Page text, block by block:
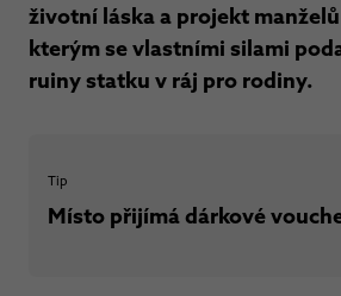
životní láska a projekt
kterým se vlastními silami
ruiny statku v ráj pro rodiny.
Tip
Místo přijímá dárkové